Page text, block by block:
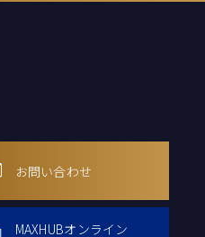
お問い合わせ
MAXHUBオンライン